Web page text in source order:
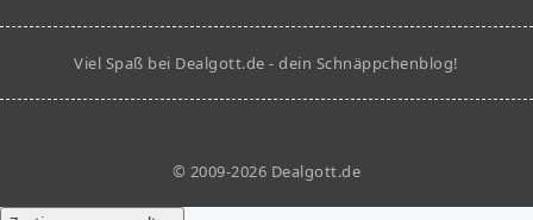
Viel Spaß bei Dealgott.de - dein Schnäppchenblog!
© 2009-2026 Dealgott.de